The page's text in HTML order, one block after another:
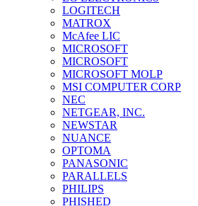
LOGITECH
MATROX
McAfee LIC
MICROSOFT
MICROSOFT
MICROSOFT MOLP
MSI COMPUTER CORP
NEC
NETGEAR, INC.
NEWSTAR
NUANCE
OPTOMA
PANASONIC
PARALLELS
PHILIPS
PHISHED